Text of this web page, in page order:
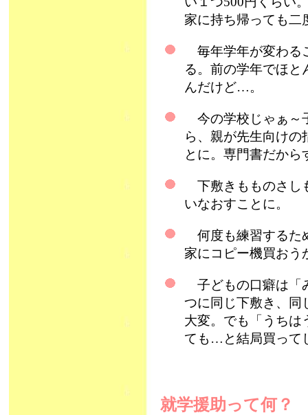
家に持ち帰っても二
毎年学年が変わる
る。前の学年でほと
んだけど…。
今の学校じゃぁ～
ら、親が先生向け
とに。専門書だから
下敷きもものさし
いなおすことに。
何度も練習するた
家にコピー機買おう
子どもの口癖は「
つに同じ下敷き、同
大変。でも「うちは
ても…と結局買って
就学援助って何